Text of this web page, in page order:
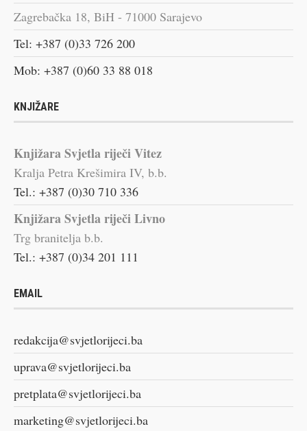
Zagrebačka 18, BiH - 71000 Sarajevo
Tel: +387 (0)33 726 200
Mob: +387 (0)60 33 88 018
KNJIŽARE
Knjižara Svjetla riječi Vitez
Kralja Petra Krešimira IV, b.b.
Tel.: +387 (0)30 710 336
Knjižara Svjetla riječi Livno
Trg branitelja b.b.
Tel.: +387 (0)34 201 111
EMAIL
redakcija@svjetlorijeci.ba
uprava@svjetlorijeci.ba
pretplata@svjetlorijeci.ba
marketing@svjetlorijeci.ba